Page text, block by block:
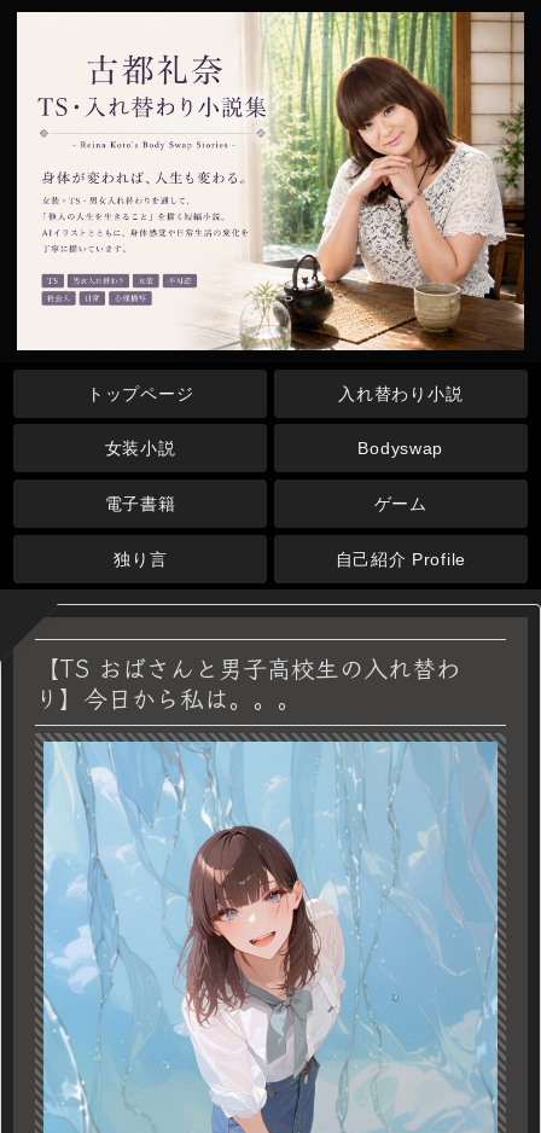
トップページ 入れ替わり小説
女装小説 Bodyswap
電子書籍 ゲーム
独り言 自己紹介 Profile
【TS おばさんと男子高校生の入れ替わ
り】今日から私は。。。